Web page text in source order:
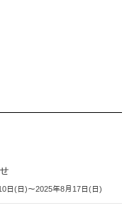
日(日)～2025年8月17日(日)